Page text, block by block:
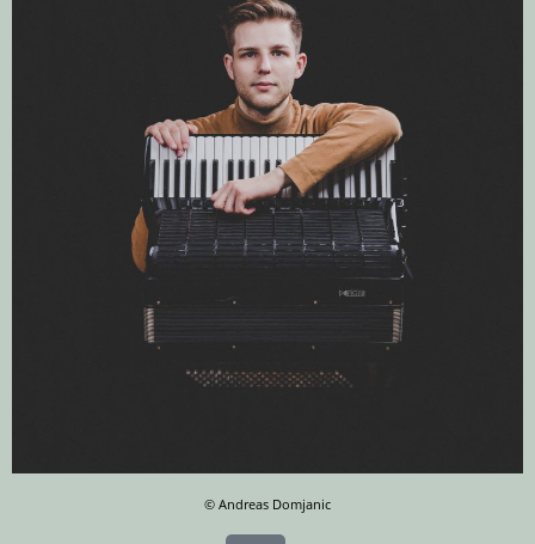
© Andreas Domjanic